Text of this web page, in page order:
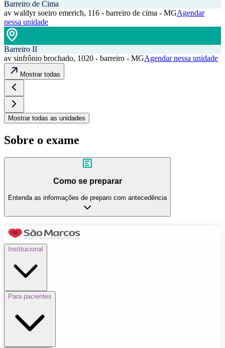
Barreiro de Cima
av waldyr soeiro emerich, 116 - barreiro de cima - MGAgendar
nessa unidade
Barreiro II
av sinfrônio brochado, 1020 - barreiro - MGAgendar nessa unidade
Mostrar todas
Mostrar todas as unidades
Sobre o exame
Como se preparar
Entenda as informações de preparo com antecedência
Institucional
Para pacientes